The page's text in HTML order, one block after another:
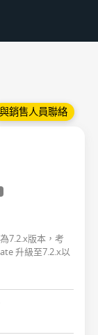
與銷售人員聯絡
7.2.x版本，考
升級至7.2.x以